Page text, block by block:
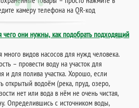
камеру телефона на QR-код
чего они нужны, как подобрать подходящий
много видов насосов для нужд человека.
– провести воду на участок для
и для полива участка. Хорошо, если
открытый водоём (река, пруд, озеро,
нет или вода в нём не очень чистая,
Определившись с источником воды,